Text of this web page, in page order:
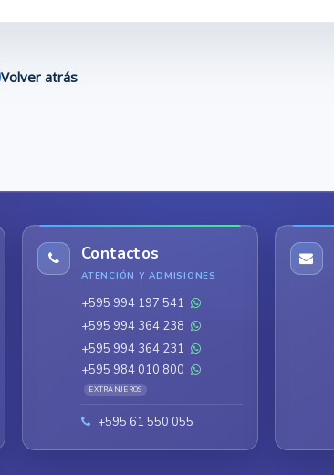
Volver atrás
Contactos
ATENCIÓN Y ADMISIONES
+595 994 197 541
+595 994 364 238
+595 994 364 231
+595 984 010 800
EXTRANJEROS
+595 61 550 055